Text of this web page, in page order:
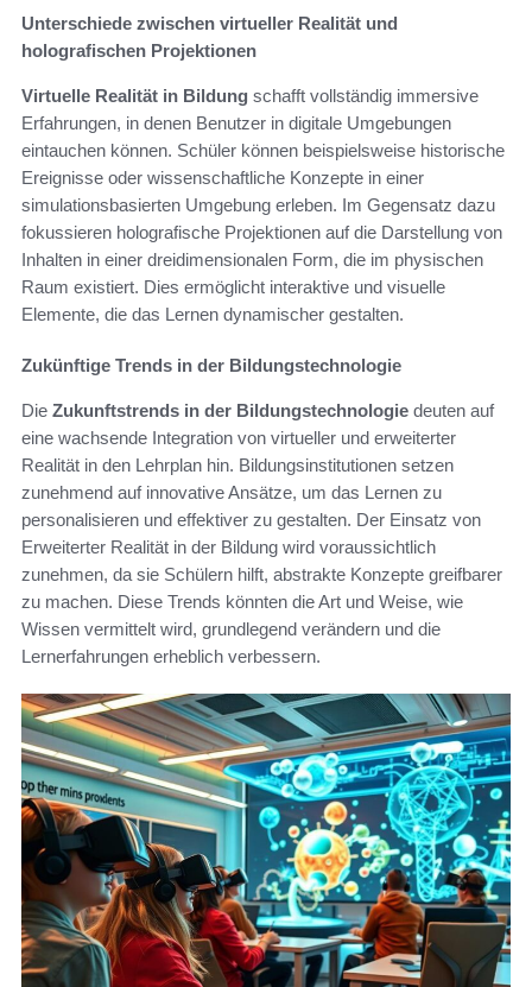
Unterschiede zwischen virtueller Realität und
holografischen Projektionen
Virtuelle Realität in Bildung schafft vollständig immersive
Erfahrungen, in denen Benutzer in digitale Umgebungen
eintauchen können. Schüler können beispielsweise historische
Ereignisse oder wissenschaftliche Konzepte in einer
simulationsbasierten Umgebung erleben. Im Gegensatz dazu
fokussieren holografische Projektionen auf die Darstellung von
Inhalten in einer dreidimensionalen Form, die im physischen
Raum existiert. Dies ermöglicht interaktive und visuelle
Elemente, die das Lernen dynamischer gestalten.
Zukünftige Trends in der Bildungstechnologie
Die Zukunftstrends in der Bildungstechnologie deuten auf
eine wachsende Integration von virtueller und erweiterter
Realität in den Lehrplan hin. Bildungsinstitutionen setzen
zunehmend auf innovative Ansätze, um das Lernen zu
personalisieren und effektiver zu gestalten. Der Einsatz von
Erweiterter Realität in der Bildung wird voraussichtlich
zunehmen, da sie Schülern hilft, abstrakte Konzepte greifbarer
zu machen. Diese Trends könnten die Art und Weise, wie
Wissen vermittelt wird, grundlegend verändern und die
Lernerfahrungen erheblich verbessern.